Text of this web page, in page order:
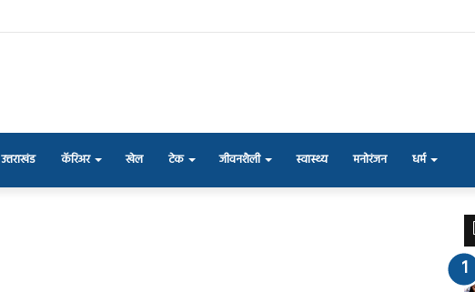
उत्तराखंड कॅरिअर खेल टेक जीवनशैली स्वास्थ्य मनोरंजन धर्म